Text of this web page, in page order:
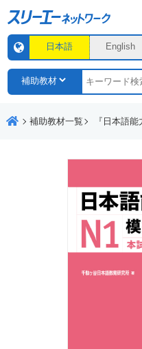
日本語 English
補助教材一覧 『日本語能力試験 模